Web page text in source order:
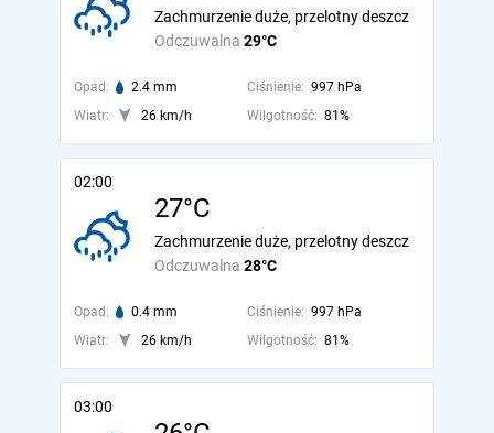
Odczuwalna 29°C
Zachmurzenie duże, przelotny deszcz
Opad: 2.4 mm Ciśnienie: 997 hPa
Wiatr:
26 km/h Wilgotność: 81%
02:00
27°C
Odczuwalna 28°C
Zachmurzenie duże, przelotny deszcz
Opad: 0.4 mm Ciśnienie: 997 hPa
Wiatr:
26 km/h Wilgotność: 81%
03:00